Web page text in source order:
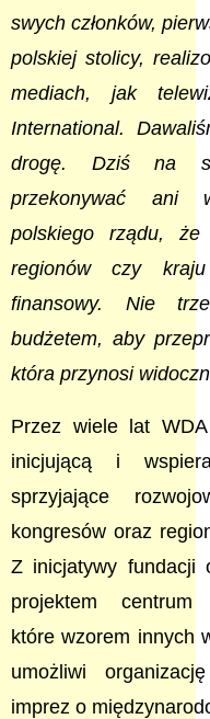
swych członków,
polskiej stolicy,
mediach, jak
International.
drogę. Dziś na
przekonywać ani
polskiego rządu, że
regionów czy
finansowy. Nie
budżetem, aby
która przynosi
Przez wiele lat WDA
inicjującą i
sprzyjające
kongresów oraz
Z inicjatywy fundacji
projektem centrum
które wzorem innych
umożliwi
imprez o